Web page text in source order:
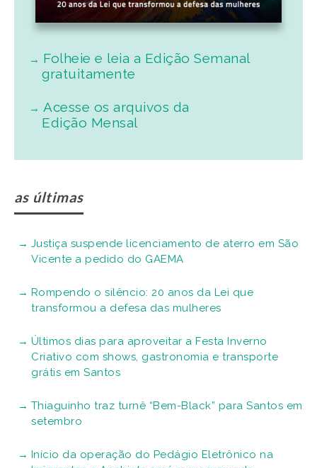
Folheie e leia a Edição Semanal
gratuitamente
Acesse os arquivos da
Edição Mensal
as últimas
Justiça suspende licenciamento de aterro em São
Vicente a pedido do GAEMA
Rompendo o silêncio: 20 anos da Lei que
transformou a defesa das mulheres
Últimos dias para aproveitar a Festa Inverno
Criativo com shows, gastronomia e transporte
grátis em Santos
Thiaguinho traz turnê “Bem-Black” para Santos em
setembro
Início da operação do Pedágio Eletrônico na